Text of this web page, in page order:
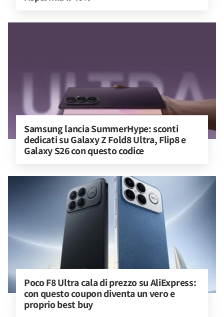
Samsung lancia SummerHype: sconti
dedicati su Galaxy Z Fold8 Ultra, Flip8 e
Galaxy S26 con questo codice
Poco F8 Ultra cala di prezzo su AliExpress:
con questo coupon diventa un vero e
proprio best buy